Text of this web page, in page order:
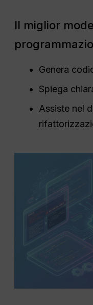
Il miglior
Genera
Spiega
Assiste nel